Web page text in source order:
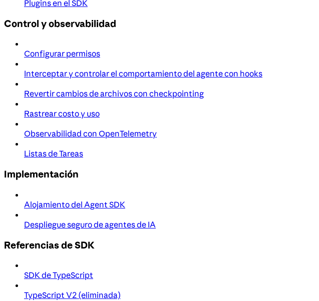
Plugins en el SDK
Control y observabilidad
Configurar permisos
Interceptar y controlar el comportamiento del agente con hooks
Revertir cambios de archivos con checkpointing
Rastrear costo y uso
Observabilidad con OpenTelemetry
Listas de Tareas
Implementación
Alojamiento del Agent SDK
Despliegue seguro de agentes de IA
Referencias de SDK
SDK de TypeScript
TypeScript V2 (eliminada)